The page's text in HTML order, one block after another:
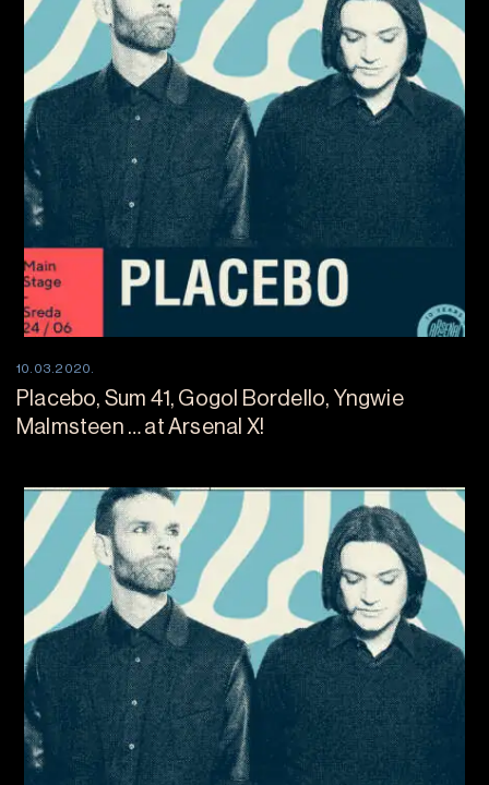
10.03.2020.
Placebo, Sum 41, Gogol Bordello, Yngwie
Malmsteen … at Arsenal X!